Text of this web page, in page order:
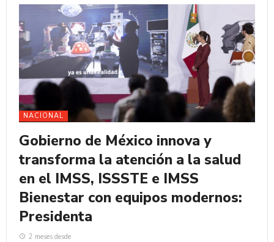
NACIONAL
Gobierno de México innova y
transforma la atención a la salud
en el IMSS, ISSSTE e IMSS
Bienestar con equipos modernos:
Presidenta
2 meses desde